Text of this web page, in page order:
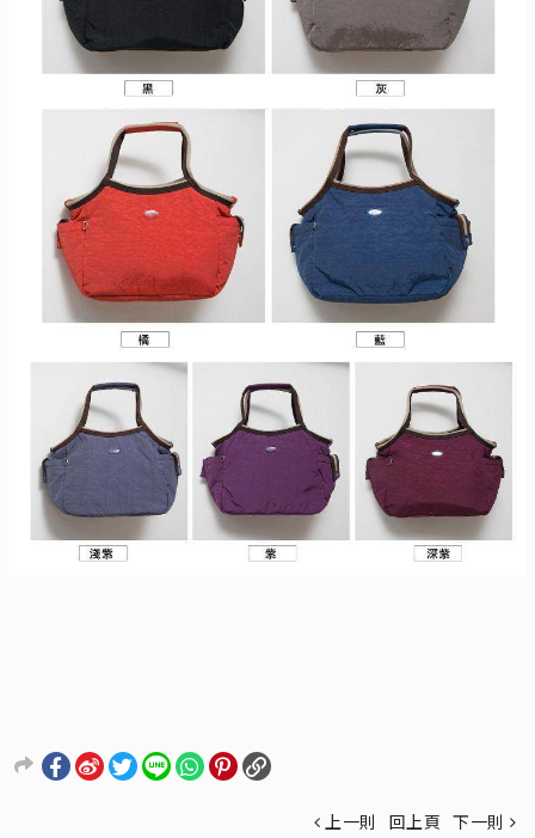
上一則 回上頁 下一則